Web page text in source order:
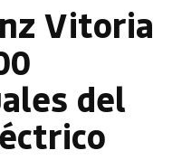
Vitoria
del